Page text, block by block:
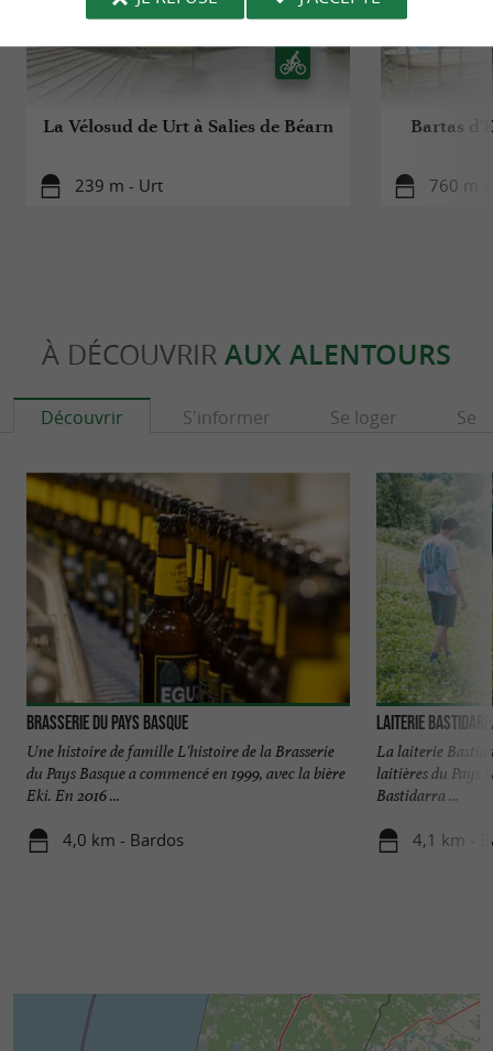
La Vélosud de Urt à Salies de Béarn
239 m - Urt
Bartas
760 m -
À DÉCOUVRIR AUX ALENTOURS
Découvrir S'informer Se loger Se
Brasserie du Pays Basque
Une histoire de famille L'histoire de la Brasserie
du Pays Basque a commencé en 1999, avec la bière
Eki. En 2016 ...
4,0 km - Bardos
Laiterie
La laiterie
laitières du Pays
Bastidarra ...
4,1 km -